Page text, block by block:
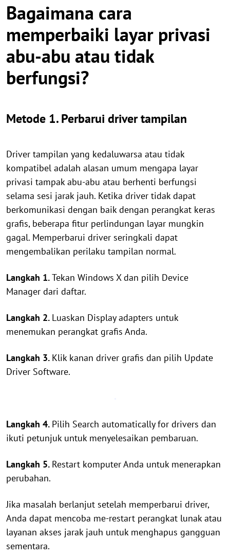
Bagaimana cara
memperbaiki layar privasi
abu-abu atau tidak
berfungsi?
Metode 1. Perbarui driver tampilan
Driver tampilan yang kedaluwarsa atau tidak
kompatibel adalah alasan umum mengapa layar
privasi tampak abu-abu atau berhenti berfungsi
selama sesi jarak jauh. Ketika driver tidak dapat
berkomunikasi dengan baik dengan perangkat keras
grafis, beberapa fitur perlindungan layar mungkin
gagal. Memperbarui driver seringkali dapat
mengembalikan perilaku tampilan normal.
Langkah 1.Tekan Windows X dan pilih Device
Manager dari daftar.
Langkah 2. Luaskan Display adapters untuk
menemukan perangkat grafis Anda.
Langkah 3. Klik kanan driver grafis dan pilih Update
Driver Software.
Langkah 4. Pilih Search automatically for drivers dan
ikuti petunjuk untuk menyelesaikan pembaruan.
Langkah 5. Restart komputer Anda untuk menerapkan
perubahan.
Jika masalah berlanjut setelah memperbarui driver,
Anda dapat mencoba me-restart perangkat lunak atau
layanan akses jarak jauh untuk menghapus gangguan
sementara.